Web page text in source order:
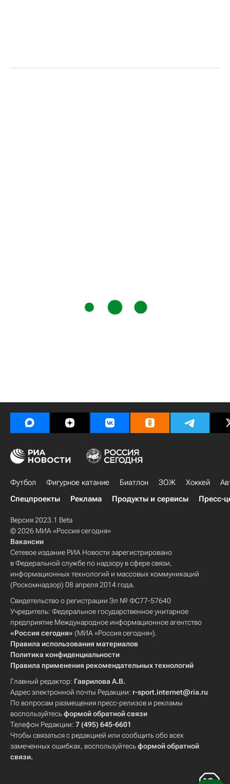
Футбол Фигурное катание Биатлон ЗОЖ Хоккей
Спецпроекты
Реклама Продукты и сервисы Пресс-
Версия 2023.1 Beta
© 2026 МИА «Россия сегодня»
Вакансии
Сетевое издание РИА Новости зарегистрировано
в Федеральной службе по надзору в сфере связи,
информационных технологий и массовых коммуникаций
(Роскомнадзор) 08 апреля 2014 года.
Свидетельство о регистрации Эл № ФС77-57640
Учредитель: Федеральное государственное унитарное
предприятие Международное информационное агентство
«Россия сегодня» (МИА «Россия сегодня»).
Правила использования материалов
Политика конфиденциальности
Правила применения рекомендательных технологий
Главный редактор: Гаврилова А.В.
Адрес электронной почты Редакции: r-sport.internet@ria.ru
По вопросам размещения пресс-релизов и рекламы
воспользуйтесьформой обратной связи
Телефон Редакции: 7 (495) 645-6601
Чтобы связаться с редакцией или сообщить обо всех
замеченных ошибках, воспользуйтесьформой обратной
связи.